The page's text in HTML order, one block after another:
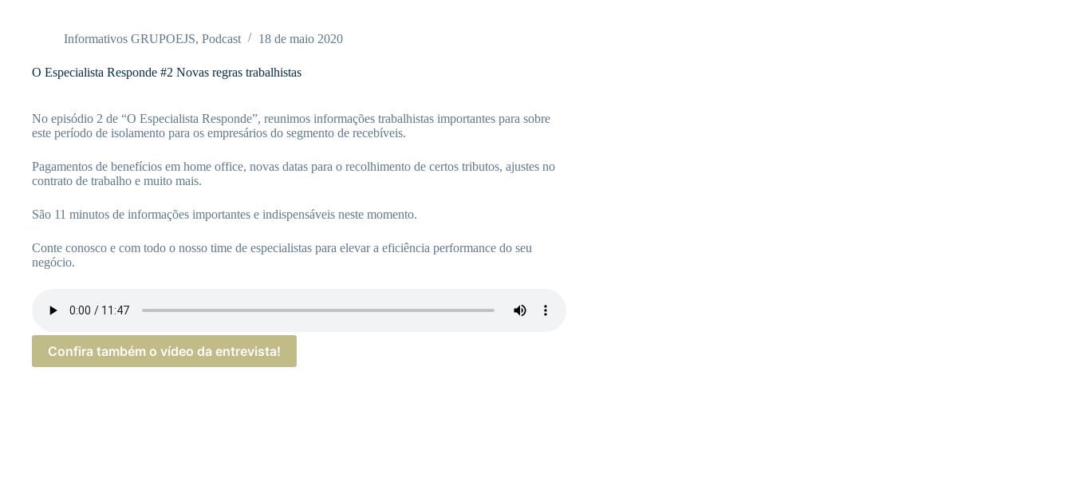
Informativos GRUPOEJS, Podcast 18 de maio 2020
O Especialista Responde #2 Novas regras trabalhistas
No episódio 2 de “O Especialista Responde”, reunimos informações trabalhistas importantes para sobre
este período de isolamento para os empresários do segmento de recebíveis.
Pagamentos de benefícios em home office, novas datas para o recolhimento de certos tributos, ajustes no
contrato de trabalho e muito mais.
São 11 minutos de informações importantes e indispensáveis neste momento.
Conte conosco e com todo o nosso time de especialistas para elevar a eficiência performance do seu
negócio.
Confira também o vídeo da entrevista!